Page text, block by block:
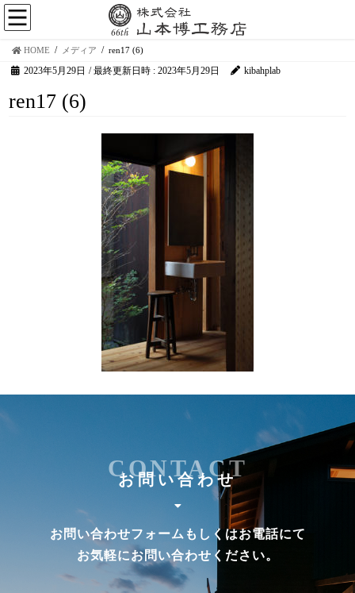
HOME メディア ren17 (6)
2023年5月29日 / 最終更新日時 :2023年5月29日 kibahplab
ren17 (6)
お問い合わせ
CONTACT
お問い合わせフォームもしくはお電話にて
お気軽にお問い合わせください。